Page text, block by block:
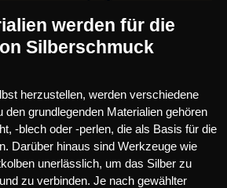
werden für die
Silberschmuck
herzustellen, werden verschiedene
den grundlegenden Materialien gehören
-blech oder -perlen, die als Basis für die
Darüber hinaus sind Werkzeuge wie
unerlässlich, um das Silber zu
zu verbinden. Je nach gewählter